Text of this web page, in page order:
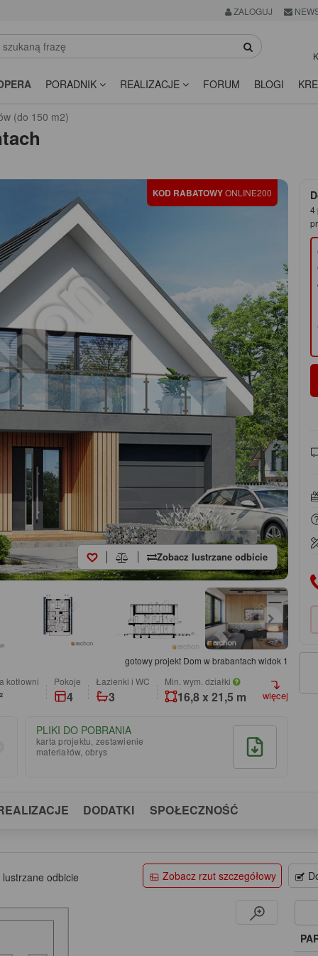
ZALOGUJ
PORADNIK REALIZACJE FORUM BLOGI
(do 150 m2)
KOD RABATOWYONLINE200
Zobacz lustrzane odbicie
gotowy projekt Dom w brabantach widok 1
kotłowni
pokoje
4
łazienki i WC
3
Min. wym. działki
16,8 x 21,5 m więcej
PLIKI DO POBRANIA
karta projektu, zestawienie
materiałów, obrys
4
DODATKI SPOŁECZNOŚĆ
lustrzane odbicie Zobacz rzut szczegółowy